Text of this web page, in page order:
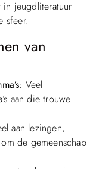
in jeugdliteratuur
sfeer.
van
: Veel
aan die trouwe
aan lezingen,
de gemeenschap